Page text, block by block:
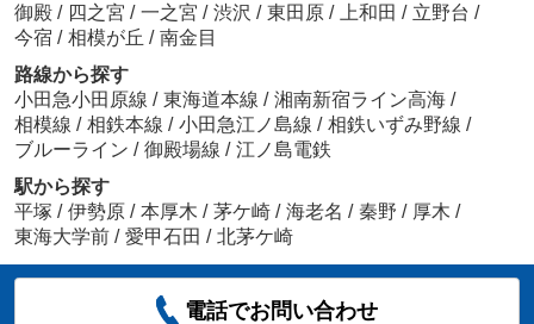
御殿 / 四之宮 / 一之宮 / 渋沢 / 東田原 / 上和田 / 立野台 /
今宿 / 相模が丘 / 南金目
路線から探す
小田急小田原線 / 東海道本線 / 湘南新宿ライン高海 /
相模線 / 相鉄本線 / 小田急江ノ島線 / 相鉄いずみ野線 /
ブルーライン / 御殿場線 / 江ノ島電鉄
駅から探す
平塚 / 伊勢原 / 本厚木 / 茅ケ崎 / 海老名 / 秦野 / 厚木 /
東海大学前 / 愛甲石田 / 北茅ケ崎
電話でお問い合わせ